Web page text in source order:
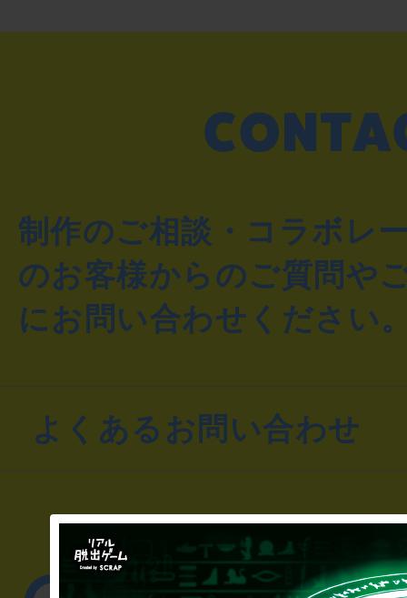
制作のご相談・コラボレ
のお客様からのご質問や
にお問い合わせください
よくあるお問い合わせ
▼一般のお客様